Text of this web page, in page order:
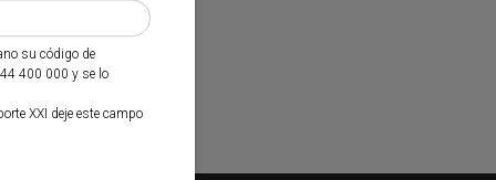
su código de
400 000 y se lo
XXI deje este campo